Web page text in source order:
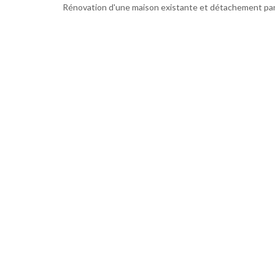
Rénovation d'une maison existante et détachement